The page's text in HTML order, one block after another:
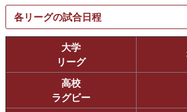
各リーグの試合日程
大学
リーグ
高校
ラグビー